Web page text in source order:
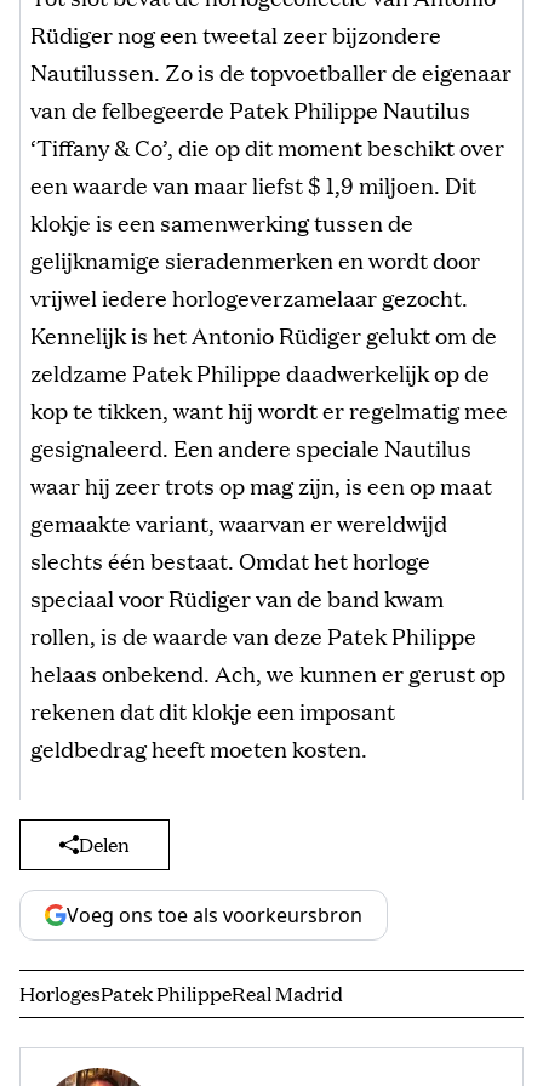
Rüdiger nog een tweetal zeer bijzondere
Nautilussen. Zo is de topvoetballer de eigenaar
van de felbegeerde Patek Philippe Nautilus
‘Tiffany & Co’, die op dit moment beschikt over
een waarde van maar liefst $ 1,9 miljoen. Dit
klokje is een samenwerking tussen de
gelijknamige sieradenmerken en wordt door
vrijwel iedere horlogeverzamelaar gezocht.
Kennelijk is het Antonio Rüdiger gelukt om de
zeldzame Patek Philippe daadwerkelijk op de
kop te tikken, want hij wordt er regelmatig mee
gesignaleerd. Een andere speciale Nautilus
waar hij zeer trots op mag zijn, is een op maat
gemaakte variant, waarvan er wereldwijd
slechts één bestaat. Omdat het horloge
speciaal voor Rüdiger van de band kwam
rollen, is de waarde van deze Patek Philippe
helaas onbekend. Ach, we kunnen er gerust op
rekenen dat dit klokje een imposant
geldbedrag heeft moeten kosten.
Delen
Voeg ons toe als voorkeursbron
HorlogesPatek PhilippeReal Madrid